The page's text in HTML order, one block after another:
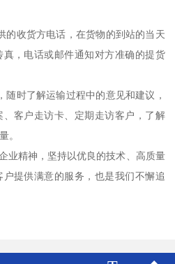
的收货方电话，在货物的到站的当天
，电话或邮件通知对方准确的提货
随时了解运输过程中的意见和建议，
客户走访卡、定期走访客户，了解
。
业精神，坚持以优良的技术、高质量
提供满意的服务，也是我们不懈追